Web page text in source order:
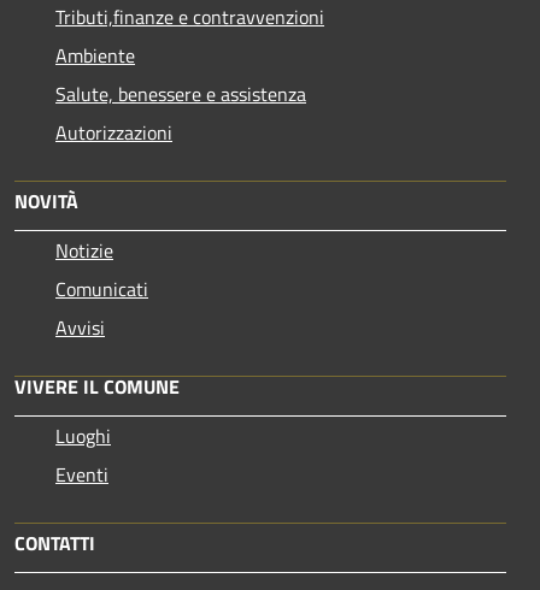
Tributi,finanze e contravvenzioni
Ambiente
Salute, benessere e assistenza
Autorizzazioni
NOVITÀ
Notizie
Comunicati
Avvisi
VIVERE IL COMUNE
Luoghi
Eventi
CONTATTI